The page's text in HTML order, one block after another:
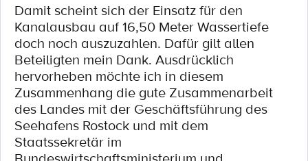
Damit scheint sich der Einsatz für den
Kanalausbau auf 16,50 Meter Wassertiefe
doch noch auszuzahlen. Dafür gilt allen
Beteiligten mein Dank. Ausdrücklich
hervorheben möchte ich in diesem
Zusammenhang die gute Zusammenarbeit
des Landes mit der Geschäftsführung des
Seehafens Rostock und mit dem
Staatssekretär im